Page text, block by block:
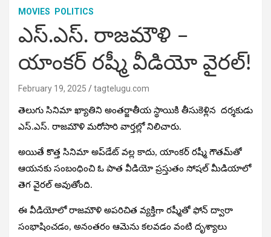
MOVIES POLITICS
ఎస్‌.ఎస్‌. రాజమౌళి –
యాంకర్ రష్మీ వీడియో వైరల్!
February 19, 2025 tagtelugu.com
తెలుగు సినిమా ఖ్యాతిని అంతర్జాతీయ స్థాయికి తీసుకెళ్లిన దర్శకుడు
ఎస్‌.ఎస్‌. రాజమౌళి మరోసారి వార్తల్లో నిలిచారు.
అయితే కొత్త సినిమా అప్‌డేట్ వల్ల కాదు, యాంకర్ రష్మీ గౌతమ్‌తో
ఆయనకు సంబంధించి ఓ పాత వీడియో ప్రస్తుతం సోషల్ మీడియాలో
తెగ వైరల్ అవుతోంది.
ఈ వీడియోలో రాజమౌళి అపరిచిత వ్యక్తిగా రష్మీతో ఫోన్ ద్వారా
సంభాషించడం, అనంతరం ఆమెను కలవడం వంటి దృశ్యాలు